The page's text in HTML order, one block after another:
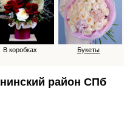
Букеты
район СПб